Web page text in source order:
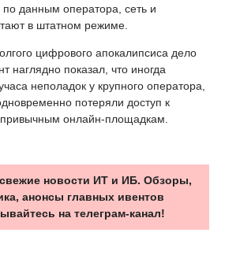
данным оператора, сеть и
в штатном режиме.
цифрового апокалипсиса дело
наглядно показал, что иногда
неполадок у крупного оператора,
потеряли доступ к
онлайн-площадкам.
новости ИТ и ИБ. Обзоры,
анонсы главных ивентов
на телеграм-канал!